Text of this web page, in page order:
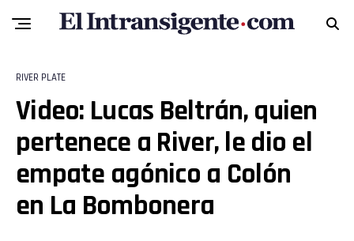
RIVER PLATE
Video: Lucas Beltrán, quien
pertenece a River, le dio el
empate agónico a Colón
en La Bombonera